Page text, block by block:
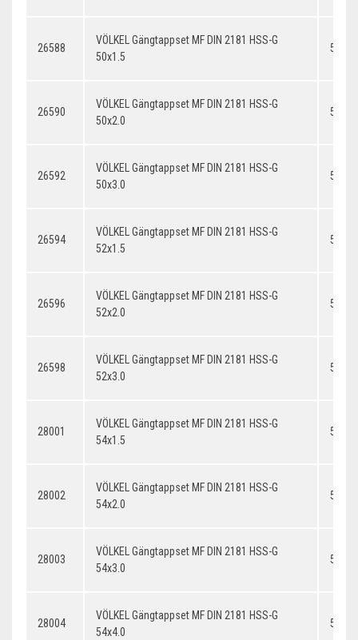
26588
VÖLKEL Gängtappset MF DIN 2181 HSS-G
50x1.5
26590
VÖLKEL Gängtappset MF DIN 2181 HSS-G
50x2.0
26592
VÖLKEL Gängtappset MF DIN 2181 HSS-G
50x3.0
26594
VÖLKEL Gängtappset MF DIN 2181 HSS-G
52x1.5
26596
VÖLKEL Gängtappset MF DIN 2181 HSS-G
52x2.0
26598
VÖLKEL Gängtappset MF DIN 2181 HSS-G
52x3.0
28001
VÖLKEL Gängtappset MF DIN 2181 HSS-G
54x1.5
28002
VÖLKEL Gängtappset MF DIN 2181 HSS-G
54x2.0
28003
VÖLKEL Gängtappset MF DIN 2181 HSS-G
54x3.0
28004
VÖLKEL Gängtappset MF DIN 2181 HSS-G
54x4.0